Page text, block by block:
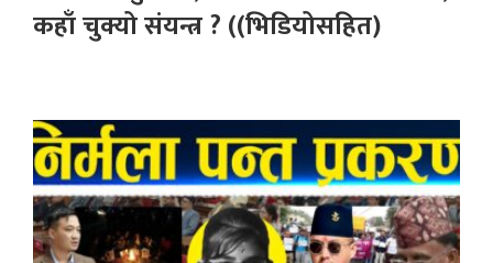
कहाँ चुक्यो संयन्त्र ? ((भिडियोसहित)